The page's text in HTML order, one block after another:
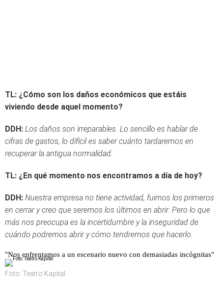
TL: ¿Cómo son los daños económicos que estáis
viviendo desde aquel momento?
DDH: Los daños son irreparables. Lo sencillo es hablar de
cifras de gastos, lo difícil es saber cuánto tardaremos en
recuperar la antigua normalidad.
TL: ¿En qué momento nos encontramos a día de hoy?
DDH: Nuestra empresa no tiene actividad, fuimos los primeros
en cerrar y creo que seremos los últimos en abrir. Pero lo que
más nos preocupa es la incertidumbre y la inseguridad de
cuándo podremos abrir y cómo tendremos que hacerlo.
"Nos enfrentamos a un escenario nuevo con demasiadas incógnitas"
Foto: Teatro Kapital